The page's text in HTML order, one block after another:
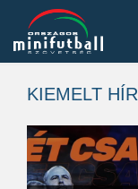
KIEMELT